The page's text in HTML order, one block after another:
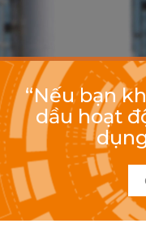
“Nếu bạn
dầu hoạt